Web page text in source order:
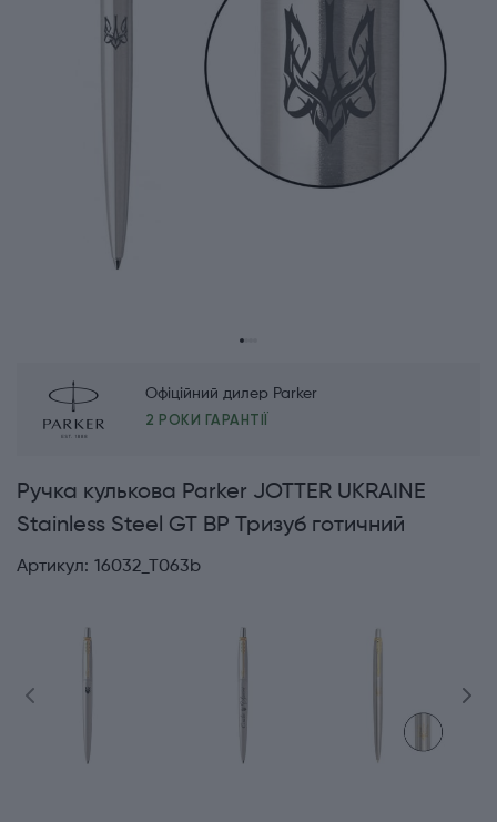
Офіційний дилер Parker
2 РОКИ ГАРАНТІЇ
Ручка кулькова Parker JOTTER UKRAINE
Stainless Steel GT BP Тризуб готичний
Артикул: 16032_T063b